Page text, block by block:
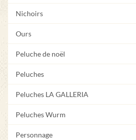
Nichoirs
Ours
Peluche de noël
Peluches
Peluches LA GALLERIA
Peluches Wurm
Personnage